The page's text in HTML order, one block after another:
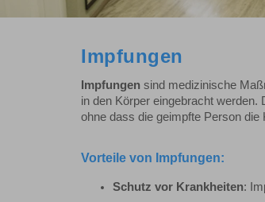
Impfungen
Impfungen sind medizinische
in den Körper eingebracht
ohne dass die geimpfte Person
Vorteile von Impfungen:
Schutz vor Krankheiten: